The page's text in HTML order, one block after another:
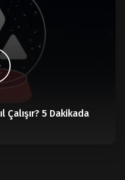
Çalışır? 5 Dakikada